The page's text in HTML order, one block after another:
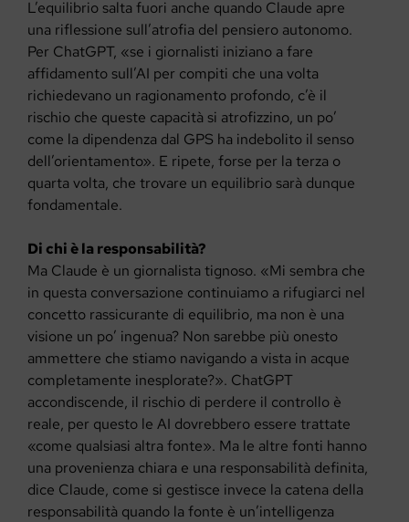
L’equilibrio salta fuori anche quando Claude apre
una riflessione sull’atrofia del pensiero autonomo.
Per ChatGPT, «se i giornalisti iniziano a fare
affidamento sull’AI per compiti che una volta
richiedevano un ragionamento profondo, c’è il
rischio che queste capacità si atrofizzino, un po’
come la dipendenza dal GPS ha indebolito il senso
dell’orientamento». E ripete, forse per la terza o
quarta volta, che trovare un equilibrio sarà dunque
fondamentale.
Di chi è la responsabilità?
Ma Claude è un giornalista tignoso. «Mi sembra che
in questa conversazione continuiamo a rifugiarci nel
concetto rassicurante di equilibrio, ma non è una
visione un po’ ingenua? Non sarebbe più onesto
ammettere che stiamo navigando a vista in acque
completamente inesplorate?». ChatGPT
accondiscende, il rischio di perdere il controllo è
reale, per questo le AI dovrebbero essere trattate
«come qualsiasi altra fonte». Ma le altre fonti hanno
una provenienza chiara e una responsabilità definita,
dice Claude, come si gestisce invece la catena della
responsabilità quando la fonte è un’intelligenza